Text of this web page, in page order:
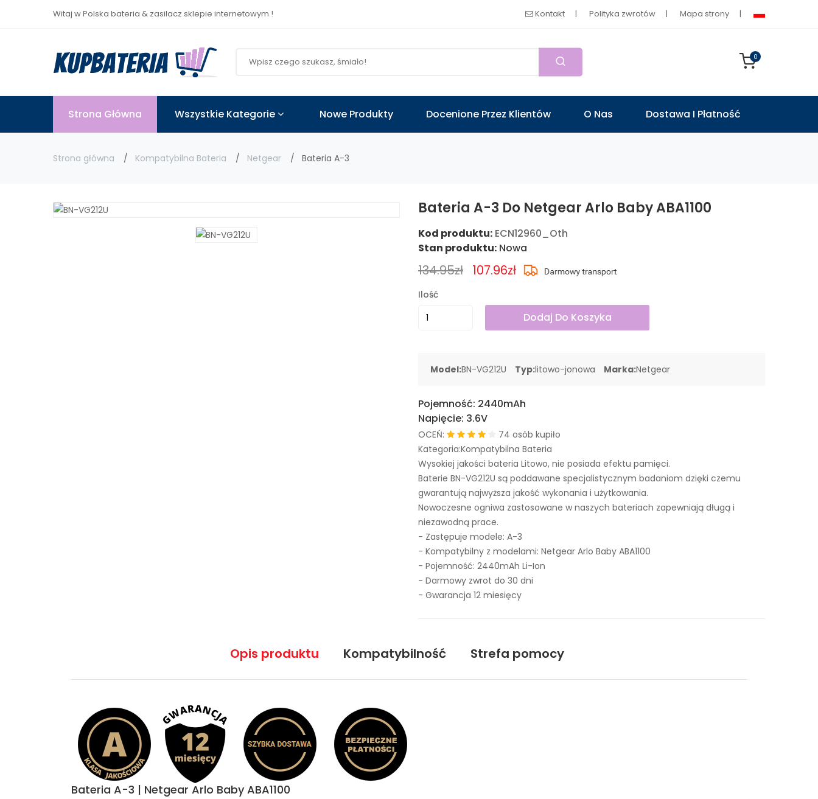
Witaj w Polska bateria & zasilacz sklepie internetowym ! Kontakt Polityka zwrotów Mapa strony
0
Strona Główna Wszystkie Kategorie Nowe Produkty Docenione Przez Klientów O Nas Dostawa I Płatność
Strona główna Kompatybilna Bateria Netgear Bateria A-3
Bateria A-3 Do Netgear Arlo Baby ABA1100
Kod produktu: ECN12960_Oth
Stan produktu: Nowa
134.95zł 107.96zł
Ilość
Dodaj Do Koszyka
Model:BN-VG212U Typ:litowo-jonowa Marka:Netgear
Pojemność: 2440mAh
Napięcie: 3.6V
OCEŃ:
74 osób kupiło
Kategoria:Kompatybilna Bateria
Wysokiej jakości bateria Litowo, nie posiada efektu pamięci.
Baterie BN-VG212U są poddawane specjalistycznym badaniom dzięki czemu
gwarantują najwyższa jakość wykonania i użytkowania.
Nowoczesne ogniwa zastosowane w naszych bateriach zapewniają długą i
niezawodną prace.
- Zastępuje modele: A-3
- Kompatybilny z modelami: Netgear Arlo Baby ABA1100
- Pojemność: 2440mAh Li-Ion
- Darmowy zwrot do 30 dni
- Gwarancja 12 miesięcy
Opis produktu Kompatybilność Strefa pomocy
Bateria A-3 | Netgear Arlo Baby ABA1100